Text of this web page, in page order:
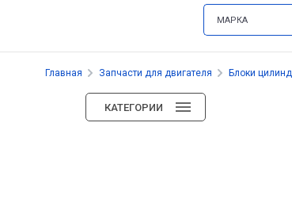
МАРКА
Главная Запчасти для двигателя Блоки
КАТЕГОРИИ